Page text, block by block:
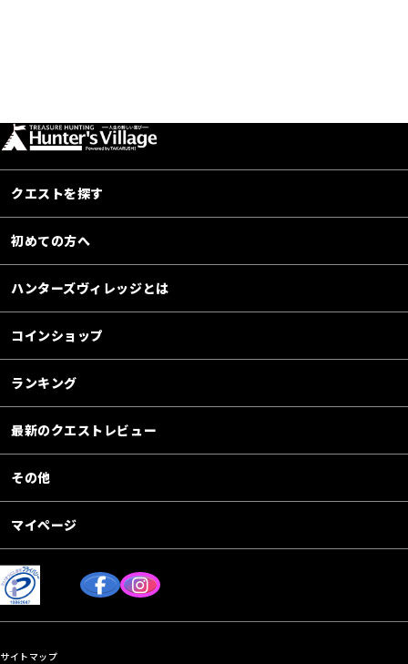
クエストを探す
初めての方へ
ハンターズヴィレッジとは
コインショップ
ランキング
最新のクエストレビュー
その他
マイページ
サイトマップ